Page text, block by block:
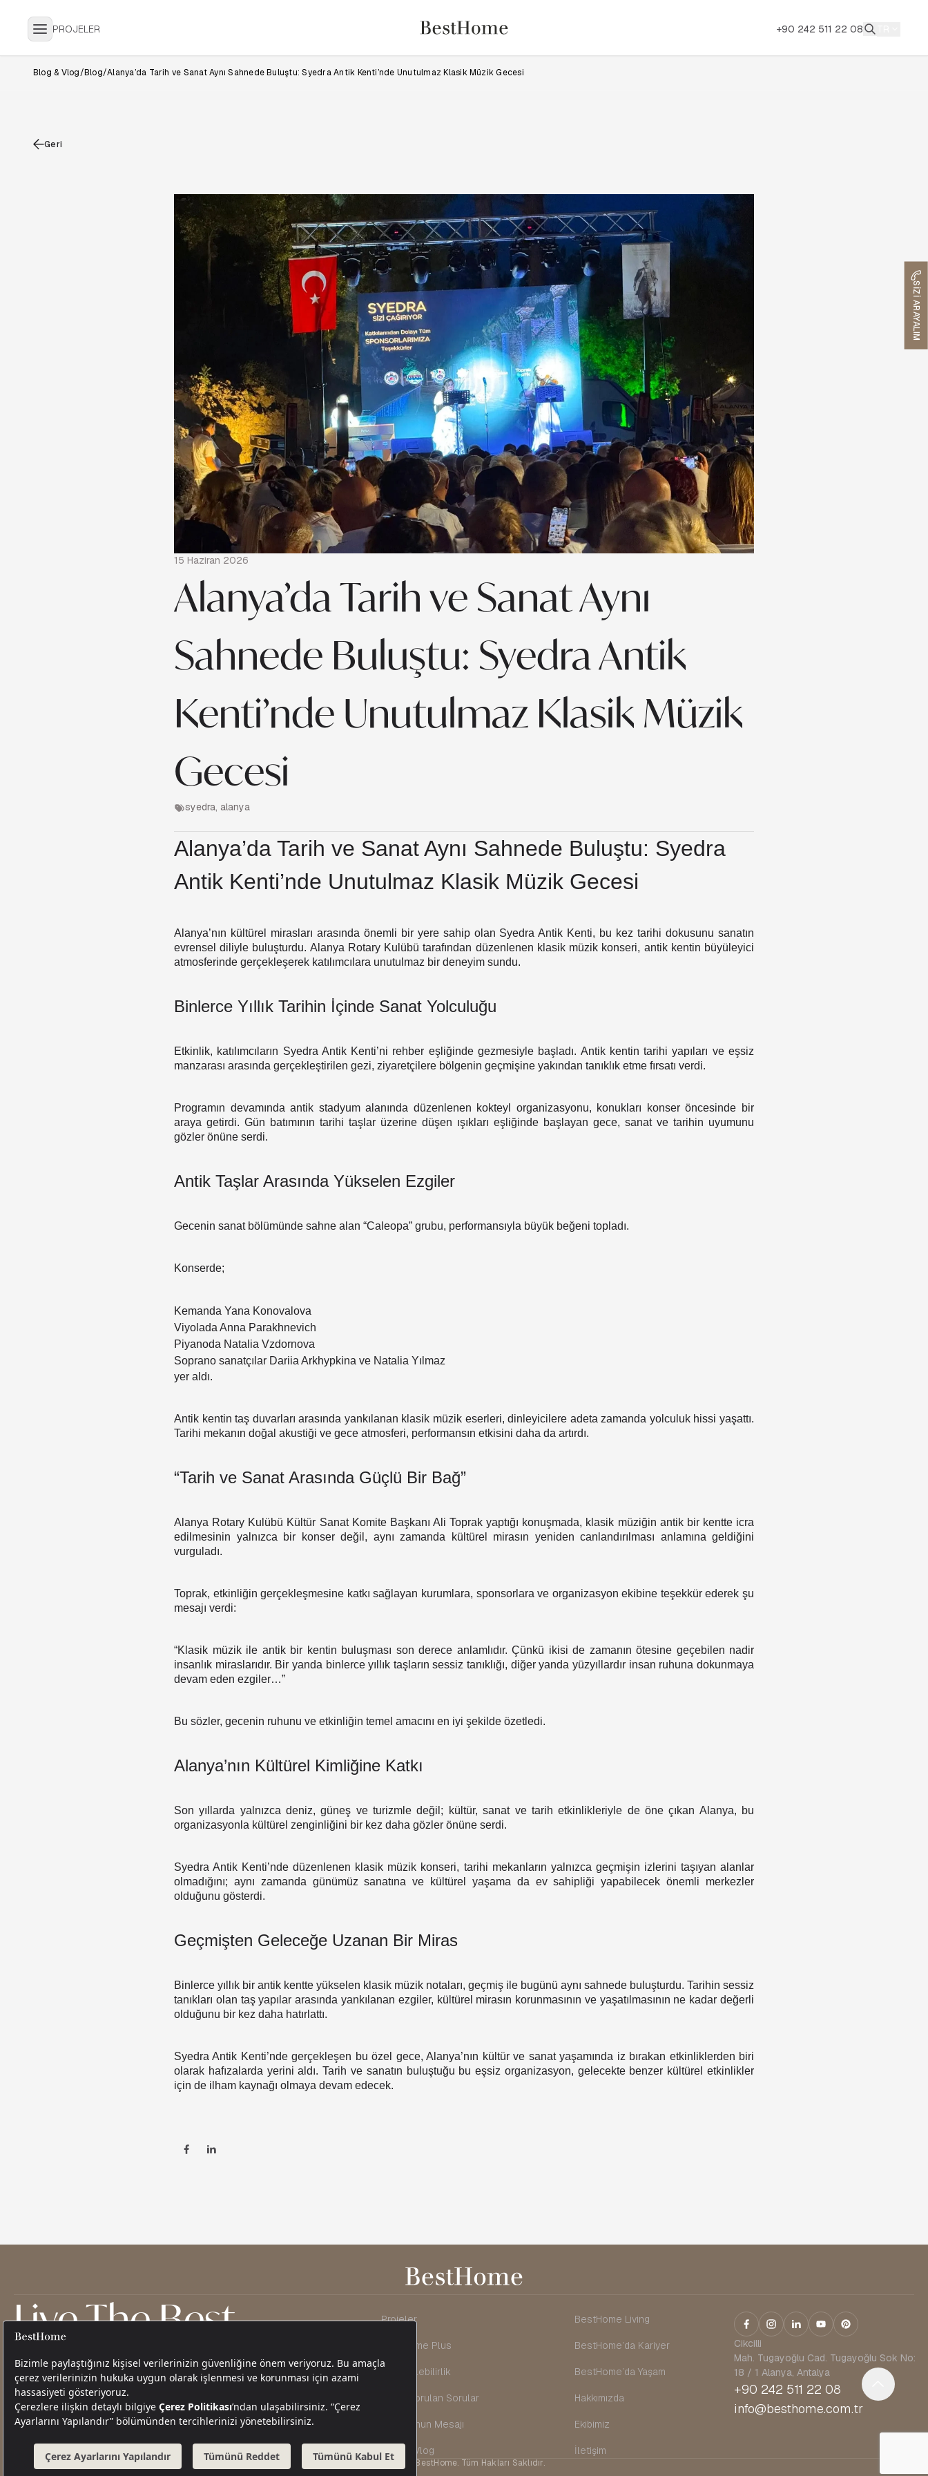
PROJELER +90 242 511 22 08
SIZI ARAYALIM
Blog & Vlog/Blog/Alanya’da Tarih ve Sanat Aynı Sahnede Buluştu: Syedra Antik Kenti’nde Unutulmaz Klasik Müzik Gecesi
Geri
15 Haziran 2026
Alanya’da Tarih ve Sanat Aynı
Sahnede Buluştu: Syedra Antik
Kenti’nde Unutulmaz Klasik Müzik
Gecesi
syedra, alanya
Alanya’da Tarih ve Sanat Aynı Sahnede Buluştu: Syedra
Antik Kenti’nde Unutulmaz Klasik Müzik Gecesi
Alanya’nın kültürel mirasları arasında önemli bir yere sahip olan Syedra Antik Kenti, bu kez tarihi dokusunu sanatın
evrensel diliyle buluşturdu. Alanya Rotary Kulübü tarafından düzenlenen klasik müzik konseri, antik kentin büyüleyici
atmosferinde gerçekleşerek katılımcılara unutulmaz bir deneyim sundu.
Binlerce Yıllık Tarihin İçinde Sanat Yolculuğu
Etkinlik, katılımcıların Syedra Antik Kenti’ni rehber eşliğinde gezmesiyle başladı. Antik kentin tarihi yapıları ve eşsiz
manzarası arasında gerçekleştirilen gezi, ziyaretçilere bölgenin geçmişine yakından tanıklık etme fırsatı verdi.
Programın devamında antik stadyum alanında düzenlenen kokteyl organizasyonu, konukları konser öncesinde bir
araya getirdi. Gün batımının tarihi taşlar üzerine düşen ışıkları eşliğinde başlayan gece, sanat ve tarihin uyumunu
gözler önüne serdi.
Antik Taşlar Arasında Yükselen Ezgiler
Gecenin sanat bölümünde sahne alan “Caleopa” grubu, performansıyla büyük beğeni topladı.
Konserde;
Kemanda Yana Konovalova
Viyolada Anna Parakhnevich
Piyanoda Natalia Vzdornova
Soprano sanatçılar Dariia Arkhypkina ve Natalia Yılmaz
yer aldı.
Antik kentin taş duvarları arasında yankılanan klasik müzik eserleri, dinleyicilere adeta zamanda yolculuk hissi yaşattı.
Tarihi mekanın doğal akustiği ve gece atmosferi, performansın etkisini daha da artırdı.
“Tarih ve Sanat Arasında Güçlü Bir Bağ”
Alanya Rotary Kulübü Kültür Sanat Komite Başkanı Ali Toprak yaptığı konuşmada, klasik müziğin antik bir kentte icra
edilmesinin yalnızca bir konser değil, aynı zamanda kültürel mirasın yeniden canlandırılması anlamına geldiğini
vurguladı.
Toprak, etkinliğin gerçekleşmesine katkı sağlayan kurumlara, sponsorlara ve organizasyon ekibine teşekkür ederek şu
mesajı verdi:
“Klasik müzik ile antik bir kentin buluşması son derece anlamlıdır. Çünkü ikisi de zamanın ötesine geçebilen nadir
insanlık miraslarıdır. Bir yanda binlerce yıllık taşların sessiz tanıklığı, diğer yanda yüzyıllardır insan ruhuna dokunmaya
devam eden ezgiler…”
Bu sözler, gecenin ruhunu ve etkinliğin temel amacını en iyi şekilde özetledi.
Alanya’nın Kültürel Kimliğine Katkı
Son yıllarda yalnızca deniz, güneş ve turizmle değil; kültür, sanat ve tarih etkinlikleriyle de öne çıkan Alanya, bu
organizasyonla kültürel zenginliğini bir kez daha gözler önüne serdi.
Syedra Antik Kenti’nde düzenlenen klasik müzik konseri, tarihi mekanların yalnızca geçmişin izlerini taşıyan alanlar
olmadığını; aynı zamanda günümüz sanatına ve kültürel yaşama da ev sahipliği yapabilecek önemli merkezler
olduğunu gösterdi.
Geçmişten Geleceğe Uzanan Bir Miras
Binlerce yıllık bir antik kentte yükselen klasik müzik notaları, geçmiş ile bugünü aynı sahnede buluşturdu. Tarihin sessiz
tanıkları olan taş yapılar arasında yankılanan ezgiler, kültürel mirasın korunmasının ve yaşatılmasının ne kadar değerli
olduğunu bir kez daha hatırlattı.
Syedra Antik Kenti’nde gerçekleşen bu özel gece, Alanya’nın kültür ve sanat yaşamında iz bırakan etkinliklerden biri
olarak hafızalarda yerini aldı. Tarih ve sanatın buluştuğu bu eşsiz organizasyon, gelecekte benzer kültürel etkinlikler
için de ilham kaynağı olmaya devam edecek.
Live The Best Projeler BestHome Living
BestHome Plus BestHome’da Kariyer
Sürdürülebilirlik BestHome’da Yaşam
Sıkça Sorulan Sorular Hakkımızda
Kurucu'nun Mesajı Ekibimiz
Blog & Vlog İletişim
Cikcilli
Mah. Tugayoğlu Cad. Tugayoğlu Sok No:
18 / 1 Alanya, Antalya
+90 242 511 22 08
info@besthome.com.tr
©2026 BestHome. Tüm Hakları Saklıdır.